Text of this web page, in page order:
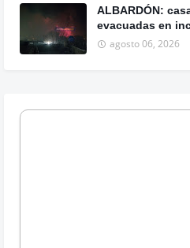
ALBARDÓN:
evacuadas en
agosto 06, 2026